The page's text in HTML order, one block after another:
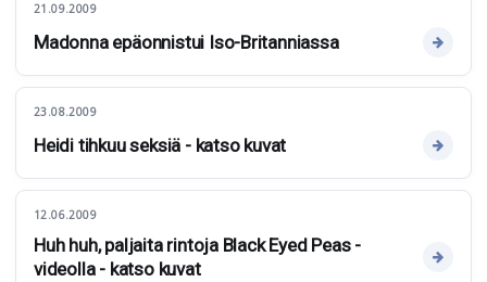
21.09.2009
Madonna epäonnistui Iso-Britanniassa
23.08.2009
Heidi tihkuu seksiä - katso kuvat
12.06.2009
Huh huh, paljaita rintoja Black Eyed Peas -
videolla - katso kuvat